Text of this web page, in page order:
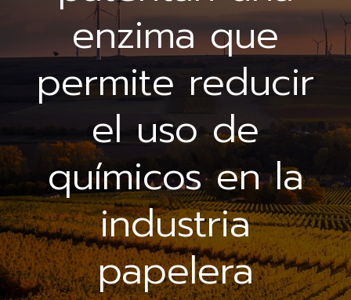
enzima que
permite reducir
el uso de
químicos en la
industria
papelera